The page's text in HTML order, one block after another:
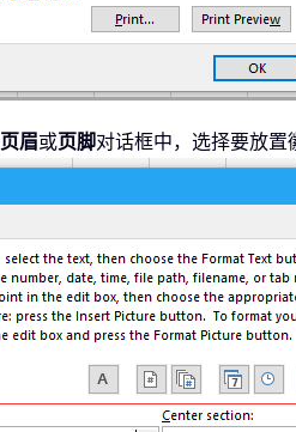
页眉或页脚对话框中，选择要放置